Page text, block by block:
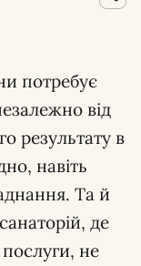
потребує
від
результату в
навіть
Та й
де
не